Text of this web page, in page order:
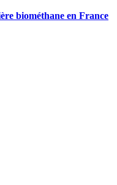
biométhane en France